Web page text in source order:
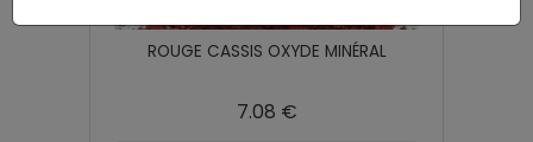
ROUGE CASSIS OXYDE MINÉRAL
7.08 €